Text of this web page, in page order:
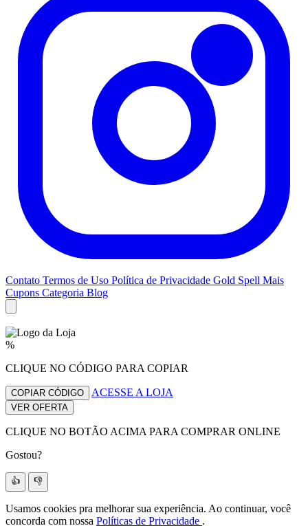
Contato Termos de Uso Política de Privacidade Gold Spell Mais
Cupons Categoria Blog
%
CLIQUE NO CÓDIGO PARA COPIAR
COPIAR CÓDIGO ACESSE A LOJA
VER OFERTA
CLIQUE NO BOTÃO ACIMA PARA COMPRAR ONLINE
Gostou?
👍 👎
Usamos cookies pra melhorar sua experiência. Ao continuar, você
concorda com nossa Políticas de Privacidade .